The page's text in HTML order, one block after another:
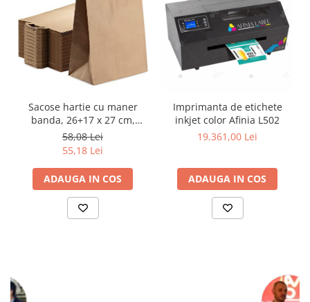
Sacose hartie cu maner
banda, 26+17 x 27 cm,
hartie reciclata 70g, set 100
bucati
58,08 Lei
55,18 Lei
ADAUGA IN COS
Imprimanta de etichete
inkjet color Afinia L502
19.361,00 Lei
ADAUGA IN COS